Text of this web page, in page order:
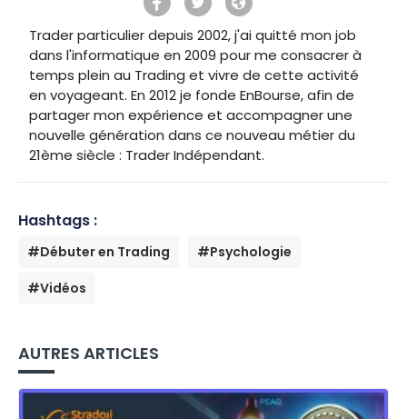
Trader particulier depuis 2002, j'ai quitté mon job
dans l'informatique en 2009 pour me consacrer à
temps plein au Trading et vivre de cette activité
en voyageant. En 2012 je fonde EnBourse, afin de
partager mon expérience et accompagner une
nouvelle génération dans ce nouveau métier du
21ème siècle : Trader Indépendant.
Hashtags :
#Débuter en Trading
#Psychologie
#Vidéos
AUTRES ARTICLES